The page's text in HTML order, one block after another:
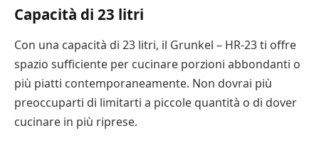
Capacità di 23 litri
Con una capacità di 23 litri, il Grunkel – HR-23 ti offre
spazio sufficiente per cucinare porzioni abbondanti o
più piatti contemporaneamente. Non dovrai più
preoccuparti di limitarti a piccole quantità o di dover
cucinare in più riprese.